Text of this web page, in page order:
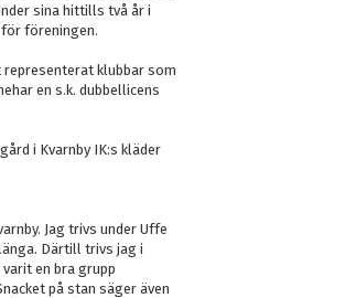
sina hittills två år i
föreningen.
klubbar som
en s.k. dubbellicens
i Kvarnby IK:s kläder
Jag trivs under Uffe
Därtill trivs jag i
en bra grupp
på stan säger även